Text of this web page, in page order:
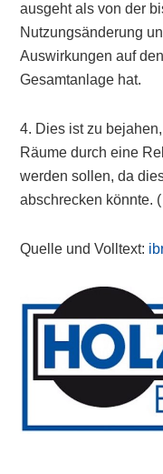
ausgeht als von der
Nutzungsänderung
Auswirkungen auf
Gesamtanlage hat.
4. Dies ist zu
Räume durch eine
werden sollen, da
abschrecken könnte.
Quelle und Volltext:
Primary
Sidebar